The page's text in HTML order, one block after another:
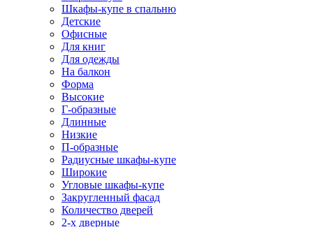
Шкафы-купе в спальню
Детские
Офисные
Для книг
Для одежды
На балкон
Форма
Высокие
Г-образные
Длинные
Низкие
П-образные
Радиусные шкафы-купе
Широкие
Угловые шкафы-купе
Закругленный фасад
Количество дверей
2-х дверные